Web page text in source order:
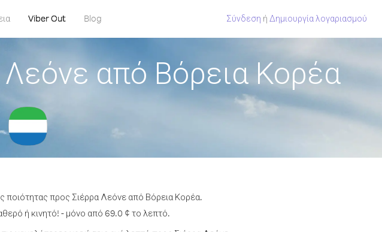
Viber Out Blog Σύνδεση ή Δημιουργία λογαριασμού
από Βόρεια Κορέα
ποιότητας προς Σιέρρα Λεόνε από Βόρεια Κορέα.
ή κινητό! - μόνο από 69.0 ¢ το λεπτό.